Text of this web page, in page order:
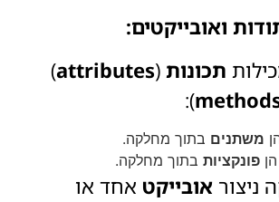
ואובייקטים:
תכונות (
attributes
)
):
משתנים בתוך מחלקה.
הן פונקציות בתוך מחלקה.
ניצור אובייקט אחד או